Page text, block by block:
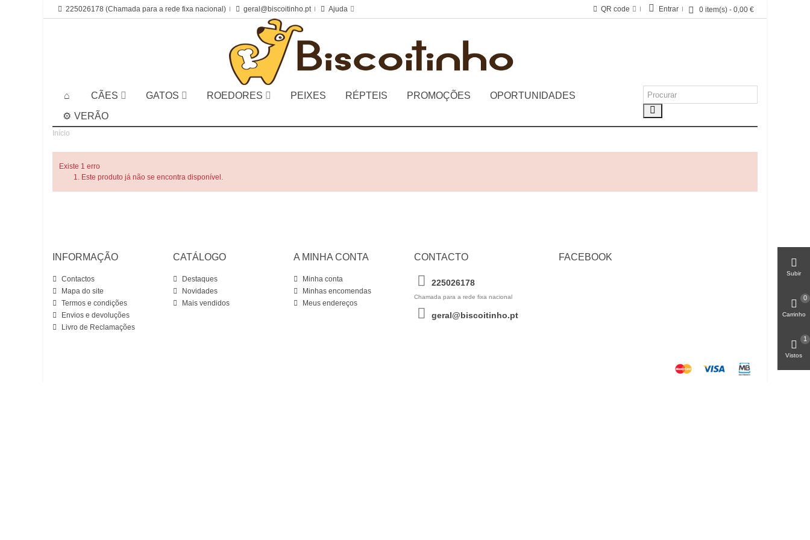
225026178 (Chamada para a rede fixa nacional) geral@biscoitinho.pt Ajuda 0 item(s) - 0,00 €
Entrar
QR code
CÃES GATOS ROEDORES PEIXES RÉPTEIS PROMOÇÕES
OPORTUNIDADES
VERÃO
Início
Existe 1 erro
Este produto já não se encontra disponível.
INFORMAÇÃO
Contactos
Mapa do site
Termos e condições
Envios e devoluções
Livro de Reclamações
CATÁLOGO
Destaques
Novidades
Mais vendidos
A MINHA CONTA
Minha conta
Minhas encomendas
Meus endereços
CONTACTO
225026178
Chamada para a rede fixa nacional
geral@biscoitinho.pt
FACEBOOK
Subir
Carrinho
0
Vistos
1